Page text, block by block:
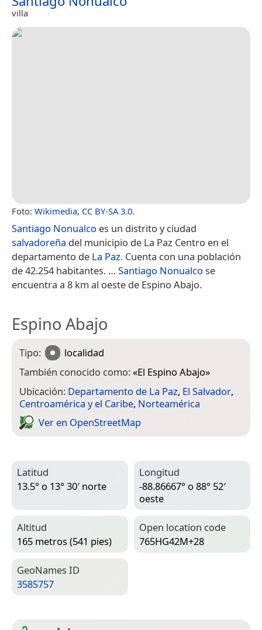
villa
Foto: Wikimedia, CC BY-SA 3.0.
Santiago Nonualco es un distrito y ciudad
salvadoreña del municipio de La Paz Centro en el
departamento de La Paz. Cuenta con una población
de 42.254 habitantes. ​… Santiago Nonualco se
encuentra a 8 km al oeste de Espino Abajo.
Espino Abajo
Tipo:
localidad
También conocido como:«El Espino Abajo»
Ubicación: Departamento de La Paz, El Salvador,
Centroamérica y el Caribe, Norteamérica
Ver en Open­Street­Map
Latitud
13.5° o 13° 30′ norte
Longitud
-88.86667° o 88° 52′
oeste
Altitud
165 metros (541 pies)
Open location code
765HG42M+28
Geo­Names ID
3585757